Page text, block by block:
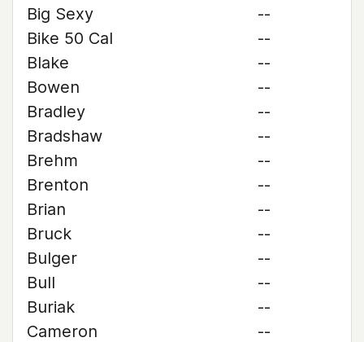
Big Sexy
--
Bike 50 Cal
--
Blake
--
Bowen
--
Bradley
--
Bradshaw
--
Brehm
--
Brenton
--
Brian
--
Bruck
--
Bulger
--
Bull
--
Buriak
--
Cameron
--